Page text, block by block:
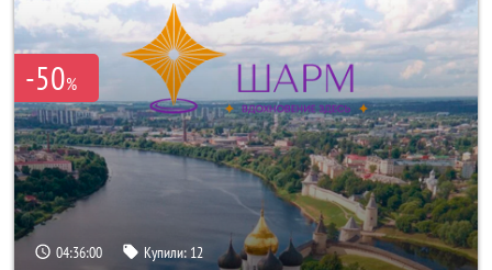
-50%
04:36:00 Купили: 12